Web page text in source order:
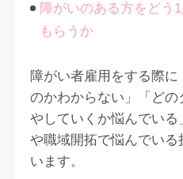
障がいのある方をどう
もらうか
障がい者雇用をする際
のかわからない」「ど
やしていくか悩んでい
や職域開拓で悩んでい
います。